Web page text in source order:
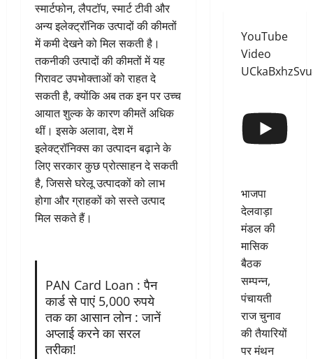
स्मार्टफोन, लैपटॉप, स्मार्ट टीवी और
अन्य इलेक्ट्रॉनिक उत्पादों की कीमतों
में कमी देखने को मिल सकती है।
तकनीकी उत्पादों की कीमतों में यह
गिरावट उपभोक्ताओं को राहत दे
सकती है, क्योंकि अब तक इन पर उच्च
आयात शुल्क के कारण कीमतें अधिक
थीं। इसके अलावा, देश में
इलेक्ट्रॉनिक्स का उत्पादन बढ़ाने के
लिए सरकार कुछ प्रोत्साहन दे सकती
है, जिससे घरेलू उत्पादकों को लाभ
होगा और ग्राहकों को सस्ते उत्पाद
मिल सकते हैं।
PAN Card Loan : पैन
कार्ड से पाएं 5,000 रुपये
तक का आसान लोन : जानें
अप्लाई करने का सरल
तरीका!
YouTube
Video
भाजपा
देलवाड़ा
मंडल की
मासिक
बैठक
सम्पन्न,
पंचायती
राज चुनाव
की तैयारियों
पर मंथन